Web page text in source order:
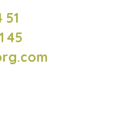
51
45